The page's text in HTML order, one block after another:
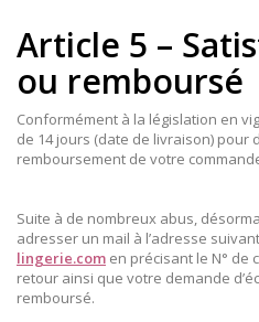
Article 5 –
ou remboursé
Conformément à la législation en
de 14 jours (date de livraison) pour
remboursement de votre
Suite à de nombreux abus,
adresser un mail à l’adresse
lingerie.com en précisant le N° de
retour ainsi que votre demande
remboursé.